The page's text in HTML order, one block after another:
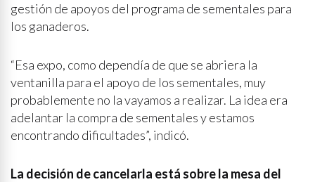
gestión de apoyos del programa de sementales para
los ganaderos.
“Esa expo, como dependía de que se abriera la
ventanilla para el apoyo de los sementales, muy
probablemente no la vayamos a realizar. La idea era
adelantar la compra de sementales y estamos
encontrando dificultades”, indicó.
La decisión de cancelarla está sobre la mesa del